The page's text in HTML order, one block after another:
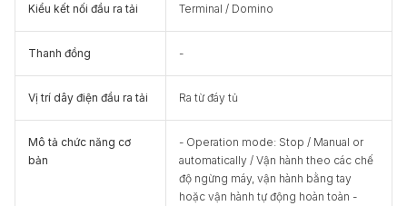
Kiểu kết nối đầu ra tải Terminal / Domino
Thanh đồng -
Vị trí dây điện đầu ra tải Ra từ đáy tủ
Mô tả chức năng cơ
bản
- Operation mode: Stop / Manual or
automatically / Vận hành theo các chế
độ ngừng máy, vận hành bằng tay
hoặc vận hành tự động hoàn toàn -